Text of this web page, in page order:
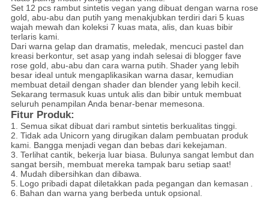
Set 12 pcs rambut sintetis vegan yang dibuat dengan warna rose
gold, abu-abu dan putih yang menakjubkan terdiri dari 5 kuas
wajah mewah dan koleksi 7 kuas mata, alis, dan kuas bibir
terlaris kami.
Dari warna gelap dan dramatis, meledak, mencuci pastel dan
kreasi berkontur, set asap yang indah selesai di blogger fave
rose gold, abu-abu dan cara warna putih. Shader yang lebih
besar ideal untuk mengaplikasikan warna dasar, kemudian
membuat detail dengan shader dan blender yang lebih kecil.
Sekarang termasuk kuas untuk alis dan bibir untuk membuat
seluruh penampilan Anda benar-benar memesona.
Fitur Produk:
1. Semua sikat dibuat dari rambut sintetis berkualitas tinggi.
2. Tidak ada Unicorn yang dirugikan dalam pembuatan produk
kami. Bangga menjadi vegan dan bebas dari kekejaman.
3. Terlihat cantik, bekerja luar biasa. Bulunya sangat lembut dan
sangat bersih, membuat mereka tampak baru setiap saat!
4. Mudah dibersihkan dan dibawa.
5. Logo pribadi dapat diletakkan pada pegangan dan kemasan .
6. Bahan dan warna yang berbeda untuk opsional.